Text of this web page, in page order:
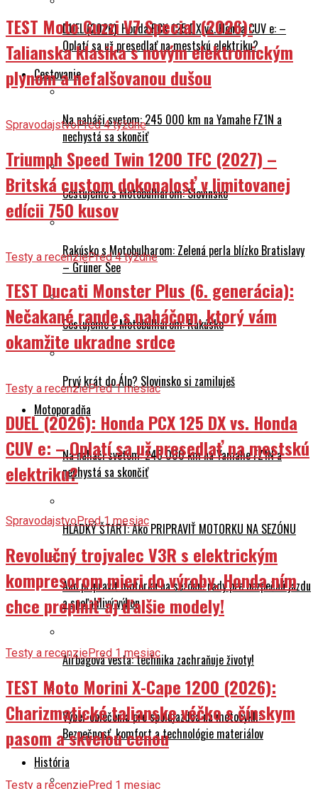
DUEL (2026): Honda PCX 125 DX vs. Honda CUV e: –
Oplatí sa už presedlať na mestskú elektriku?
Cestovanie
Na naháči svetom: 245 000 km na Yamahe FZ1N a
nechystá sa skončiť
Cestujeme s Motobulharom: Slovinsko
Rakúsko s Motobulharom: Zelená perla blízko Bratislavy
– Grüner See
Cestujeme s Motobulharom: Rakúsko
Prvý krát do Álp? Slovinsko si zamiluješ
Motoporadňa
Na naháči svetom: 245 000 km na Yamahe FZ1N a
nechystá sa skončiť
HLADKÝ ŠTART: Ako PRIPRAVIŤ MOTORKU NA SEZÓNU
Ako pripraviť motorku na sezónu: rady pre bezpečnú jazdu
a spoľahlivý výkon
Airbagová vesta: technika zachraňuje životy!
Výber oblečenia pre spolujazdca na motocykli:
Bezpečnosť, komfort a technológie materiálov
História
TEST Moto Guzzi V7 Special (2026):
Talianska klasika s novým elektronickým
plynom a nefalšovanou dušou
SpravodajstvoPred 4 týždne
Triumph Speed Twin 1200 TFC (2027) –
Britská custom dokonalosť v limitovanej
edícii 750 kusov
Testy a recenziePred 4 týždne
TEST Ducati Monster Plus (6. generácia):
Nečakané rande s naháčom, ktorý vám
okamžite ukradne srdce
Testy a recenziePred 1 mesiac
DUEL (2026): Honda PCX 125 DX vs. Honda
CUV e: – Oplatí sa už presedlať na mestskú
elektriku?
SpravodajstvoPred 1 mesiac
Revolučný trojvalec V3R s elektrickým
kompresorom mieri do výroby. Honda ním
chce preplniť aj ďalšie modely!
Testy a recenziePred 1 mesiac
TEST Moto Morini X-Cape 1200 (2026):
Charizmatické talianske véčko s čínskym
pasom a skvelou cenou
Testy a recenziePred 1 mesiac